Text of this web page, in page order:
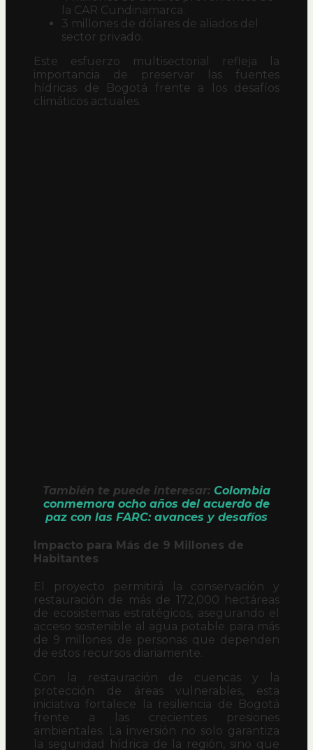
la CAR Cundinamarca.
3 millones de dólares de aliados del
sector privado.
Este esfuerzo multisectorial refleja la
importancia de preservar las fuentes
hídricas de Bogotá frente a los desafíos
climáticos actuales.
También te puede interesar: Colombia
conmemora ocho años del acuerdo de
paz con las FARC: avances y desafíos
Impacto para Más de 9 Millones de
Habitantes
El proyecto permitirá la conservación y
restauración de más de 172,000 hectáreas
de ecosistemas estratégicos, asegurando el
acceso sostenible al agua potable para más
de 9 millones de personas que dependen
de estos recursos diariamente.
Con la restauración de cuencas y la
protección de áreas vulnerables, esta
iniciativa fortalece la resiliencia de Bogotá
frente a las crecientes presiones
ambientales. La inversión no solo garantiza
la seguridad hídrica de la región, sino que